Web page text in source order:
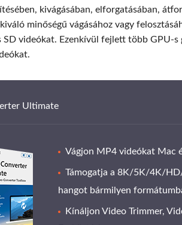
kivágásában, elforgatásában,
minőségű vágásához vagy
videókat. Ezenkívül fejlett több GPU-
Ultimate
Vágjon MP4 videókat Mac
Támogatja a 8K/5K/4K/
hangot bármilyen
Kínáljon Video Trimmer,